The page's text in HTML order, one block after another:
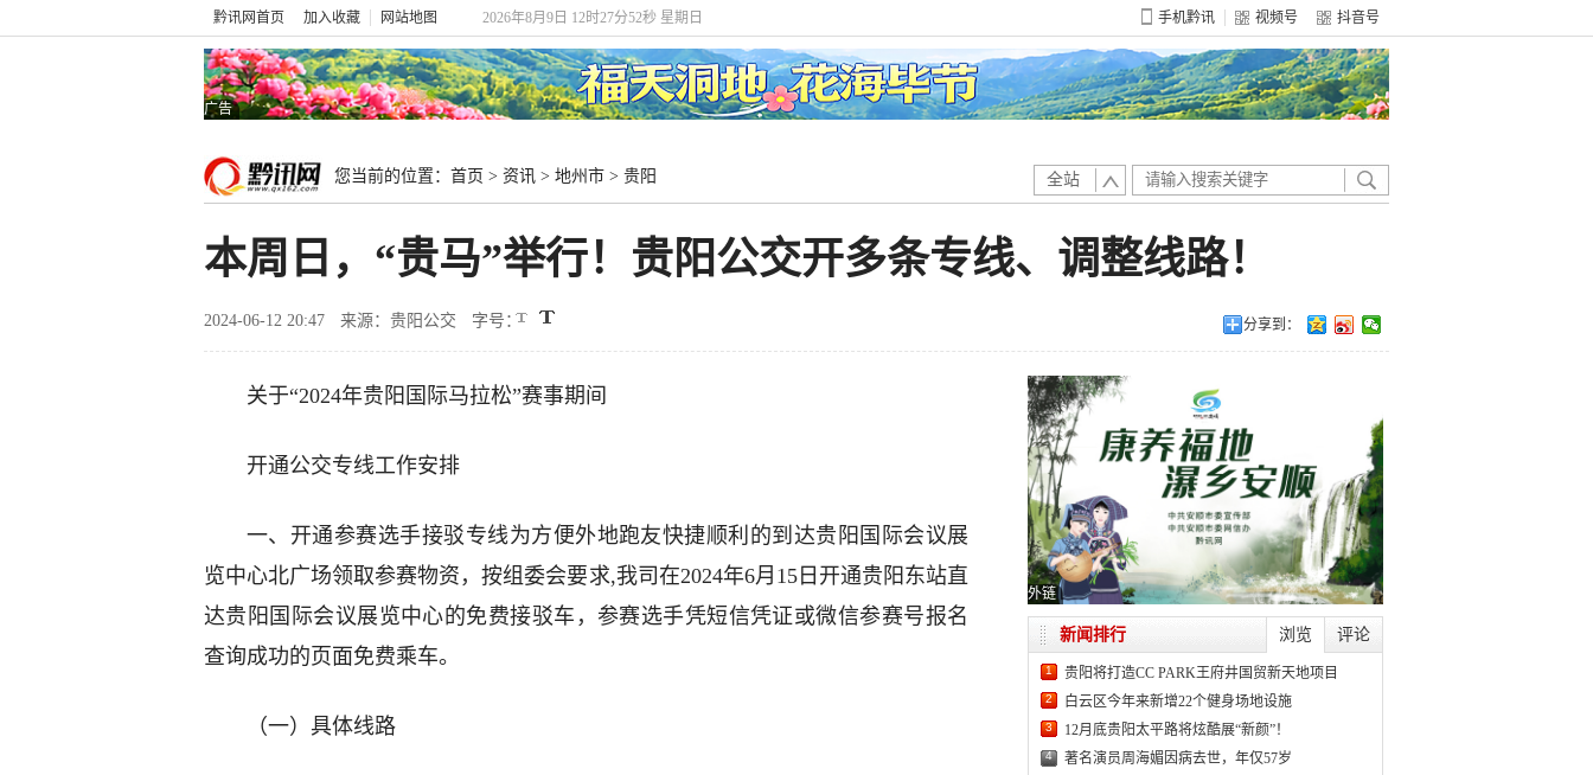
黔讯网首页 加入收藏 网站地图 2026年8月9日 12时27分53秒 星期日 手机黔讯 视频号 抖音号
广告
您当前的位置： 首页 > 资讯 > 地州市 > 贵阳 全站
本周日，“贵马”举行！贵阳公交开多条专线、调整线路！
2024-06-12 20:47 来源：贵阳公交 字号： 分享到：
关于“2024年贵阳国际马拉松”赛事期间
开通公交专线工作安排
一、开通参赛选手接驳专线为方便外地跑友快捷顺利的到达贵阳国际会议展
览中心北广场领取参赛物资，按组委会要求,我司在2024年6月15日开通贵阳东站直
达贵阳国际会议展览中心的免费接驳车，参赛选手凭短信凭证或微信参赛号报名
查询成功的页面免费乘车。
（一）具体线路
外链
浏览 评论
新闻排行
1 贵阳将打造CC PARK王府井国贸新天地项目
2 白云区今年来新增22个健身场地设施
3 12月底贵阳太平路将炫酷展“新颜”！
4 著名演员周海媚因病去世，年仅57岁